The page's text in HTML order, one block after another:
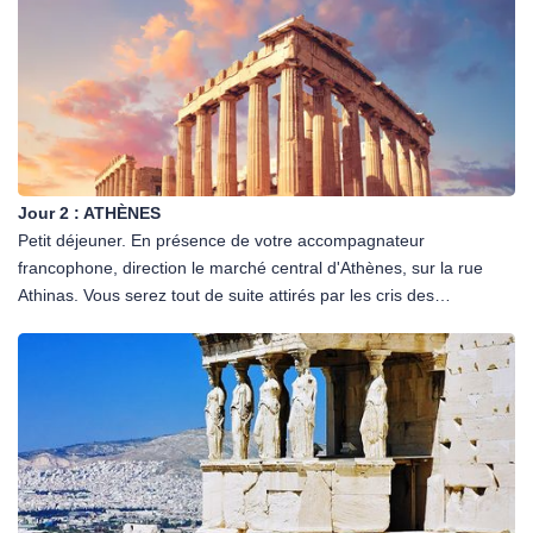
Jour 2 : ATHÈNES
Petit déjeuner. En présence de votre accompagnateur
francophone, direction le marché central d'Athènes, sur la rue
Athinas. Vous serez tout de suite attirés par les cris des
emblématique, une véritable immersion. Egalement connu sous le
nom de Varvakios Agora, c'est le cœur commercial de la capitale
grecque. Toute l'activité commerciale des rues alentour, jusqu'à
Omonia, Psyri et Monastiraki, commence ici. Après une pause
café, promenez-vous dans le quartier de Plaka, situé au pied de
l'Acropole et de ses temples anciens. Vous poursuivrez ensuite
par la visite du quartier de Monastiraki, où vous aurez l'occasion